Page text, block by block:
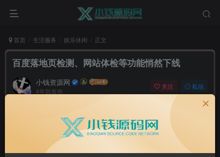
首页 生活服务 娱乐休闲 正文
百度落地页检测、网站体检等功能悄然下线
小钱资源网
4年前发布
关注 私信
最近搜索流量大减，就去百度搜索资源平台看看是不是出了
什么状况，状况倒是没有，不过发现优化与维护下面几个功
能不见了。